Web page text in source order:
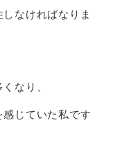
なければなりま
なり、
じていた私です